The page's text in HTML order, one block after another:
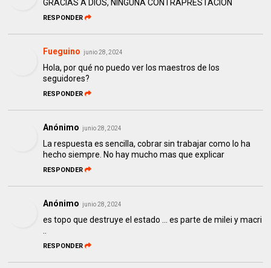
GRACIAS A DIOS, NINGUNA CONTRAPRESTACIÓN
RESPONDER
Fueguino junio 28, 2024
Hola, por qué no puedo ver los maestros de los
seguidores?
RESPONDER
Anónimo junio 28, 2024
La respuesta es sencilla, cobrar sin trabajar como lo ha
hecho siempre. No hay mucho mas que explicar
RESPONDER
Anónimo junio 28, 2024
es topo que destruye el estado ... es parte de milei y macri
RESPONDER